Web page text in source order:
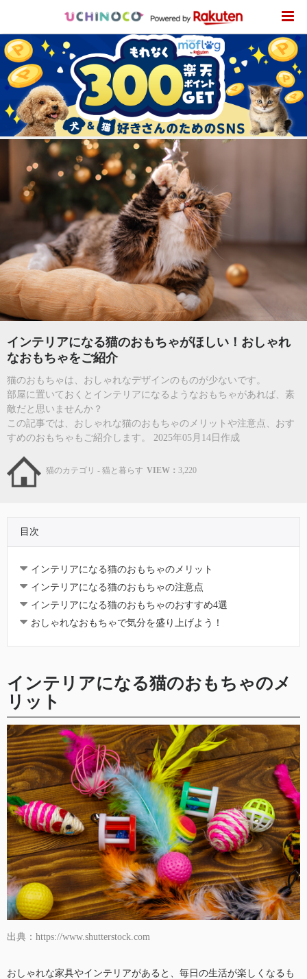
インテリアになる猫のおもちゃがほしい！おしゃれ
なおもちゃをご紹介
猫のおもちゃは、おしゃれなデザインのものが少ないです。
部屋に置いておくとインテリアになるようなおもちゃがあれば、素
敵だと思いませんか？
この記事では、おしゃれな猫のおもちゃのメリットや注意点、おす
すめのおもちゃもご紹介します。 2025年05月14日作成
猫のカテゴリ - 猫と暮らす VIEW： 3,220
目次
インテリアになる猫のおもちゃのメリット
インテリアになる猫のおもちゃの注意点
インテリアになる猫のおもちゃのおすすめ4選
おしゃれなおもちゃで気分を盛り上げよう！
インテリアになる猫のおもちゃのメ
リット
出典：https://www.shutterstock.com
おしゃれな家具やインテリアがあると、毎日の生活が楽しくなるも